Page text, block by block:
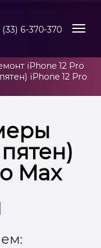
(33) 6-370-370
iPhone 12 Pro
iPhone 12 Pro
Max